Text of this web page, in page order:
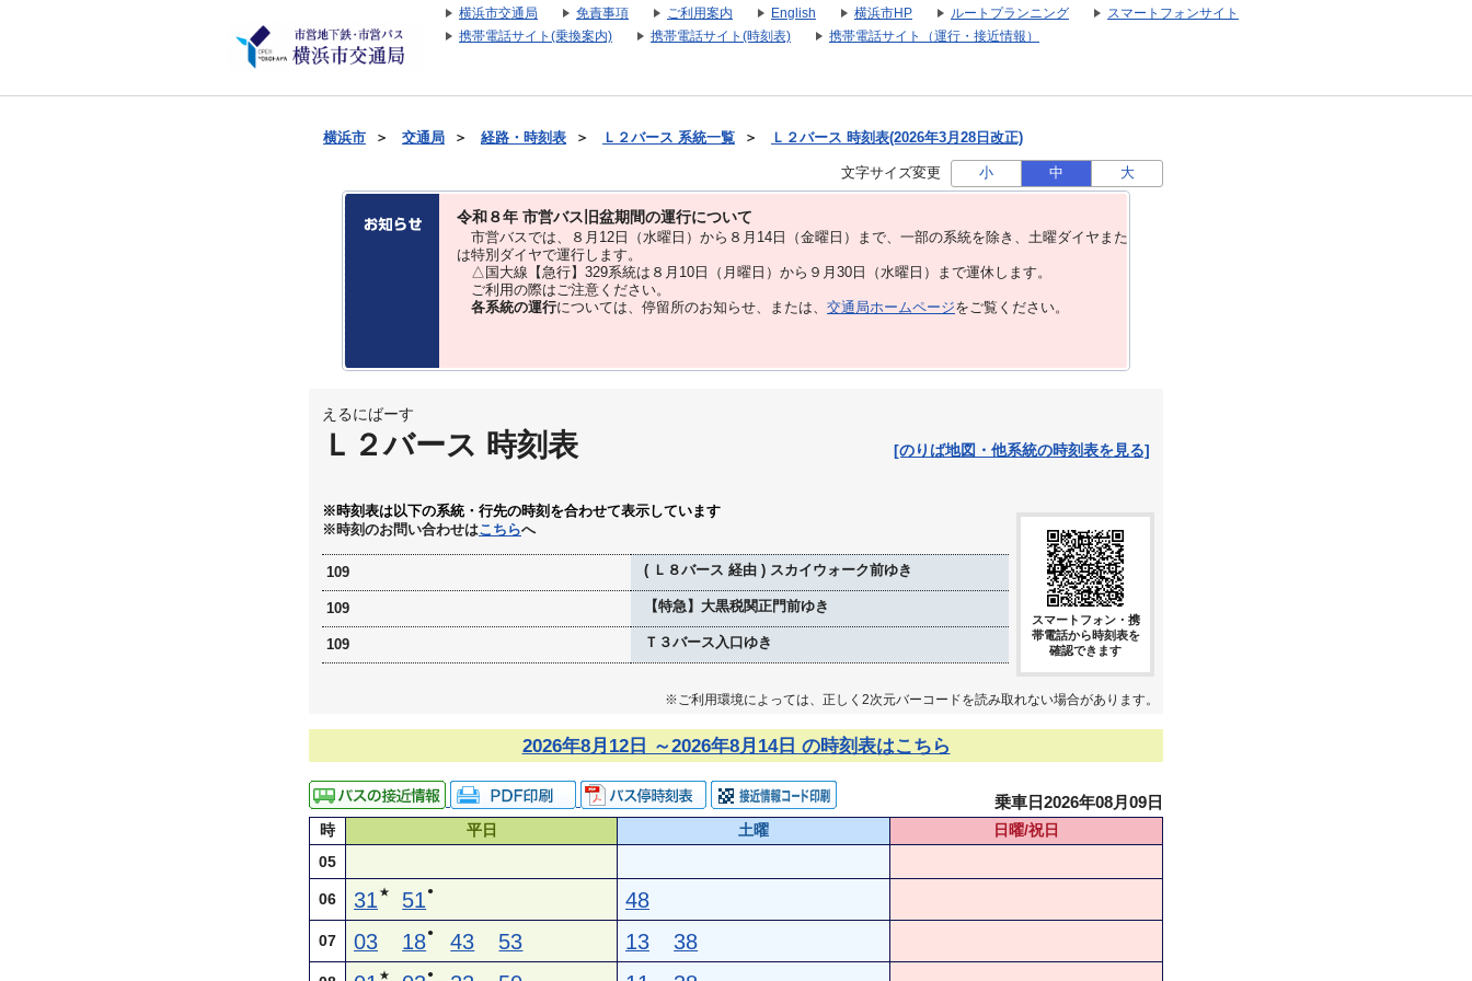
横浜市交通局 免責事項 ご利用案内 English 横浜市HP ルートプランニング
スマートフォンサイト
携帯電話サイト(乗換案内)
携帯電話サイト(時刻表) 携帯電話サイト（運行・接近情報）
横浜市 ＞ 交通局 ＞ 経路・時刻表 ＞ Ｌ２バース 系統一覧 ＞ Ｌ２バース 時刻表(2026年3月28日改正)
文字サイズ変更 小 中 大
令和８年 市営バス旧盆期間の運行について
市営バスでは、８⽉12⽇（水曜日）から８⽉14⽇（金曜日）まで、⼀部の系統を除き、⼟曜ダイヤまた
は特別ダイヤで運⾏します。
△国大線【急行】329系統は８月10日（月曜日）から９月30日（水曜日）まで運休します。
ご利用の際はご注意ください。
各系統の運行については、停留所のお知らせ、または、 交通局ホームページをご覧ください。
えるにばーす
Ｌ２バース 時刻表 [のりば地図・他系統の時刻表を見る]
※時刻表は以下の系統・行先の時刻を合わせて表示しています
※時刻のお問い合わせはこちらへ
109 ( Ｌ８バース 経由 ) スカイウォーク前ゆき
109 【特急】大黒税関正門前ゆき
109 Ｔ３バース入口ゆき
スマートフォン・携
帯電話から時刻表を
確認できます
※ご利用環境によっては、正しく2次元バーコードを読み取れない場合があります。
2026年8月12日 ～2026年8月14日 の時刻表はこちら
乗車日2026年08月09日
時 平日 土曜
日曜/祝日
05
06 31 ★ 51 ● 48
07 03 18● 43 53 13 38
★ ●